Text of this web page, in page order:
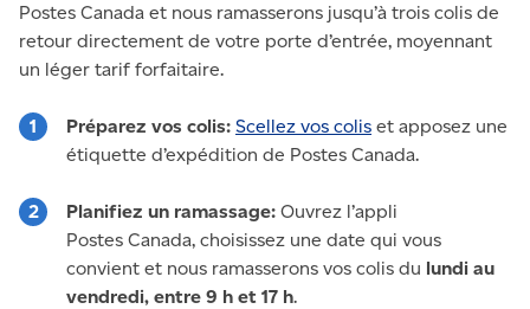
Postes Canada et nous ramasserons jusqu’à trois colis de
retour directement de votre porte d’entrée, moyennant
un léger tarif forfaitaire.
Préparez vos colis: Scellez vos colis et apposez une
étiquette d’expédition de Postes Canada.
Planifiez un ramassage: Ouvrez l’appli
Postes Canada, choisissez une date qui vous
convient et nous ramasserons vos colis du lundi au
vendredi, entre 9 h et 17 h.